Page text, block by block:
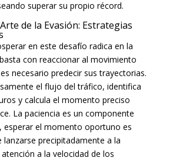
superar su propio récord.
de la Evasión: Estrategias
en este desafío radica en la
con reaccionar al movimiento
necesario predecir sus trayectorias.
el flujo del tráfico, identifica
y calcula el momento preciso
La paciencia es un componente
esperar el momento oportuno es
precipitadamente a la
a la velocidad de los